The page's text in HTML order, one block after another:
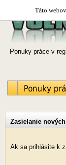
Táto
Ponuky práce v
Zasielanie
Ak sa prihlásite k